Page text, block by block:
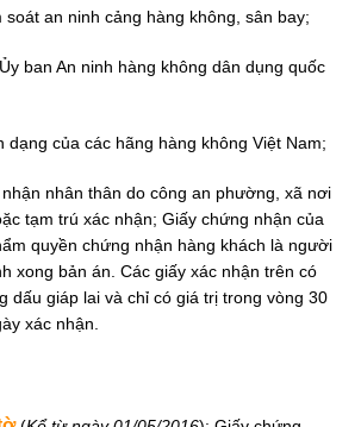
soát an ninh cảng hàng không, sân bay;
ban An ninh hàng không dân dụng quốc
dạng của các hãng hàng không Việt Nam;
nhân thân do công an phường, xã nơi
tạm trú xác nhận; Giấy chứng nhận của
quyền chứng nhận hàng khách là người
xong bản án. Các giấy xác nhận trên có
dấu giáp lai và chỉ có giá trị trong vòng 30
xác nhận.